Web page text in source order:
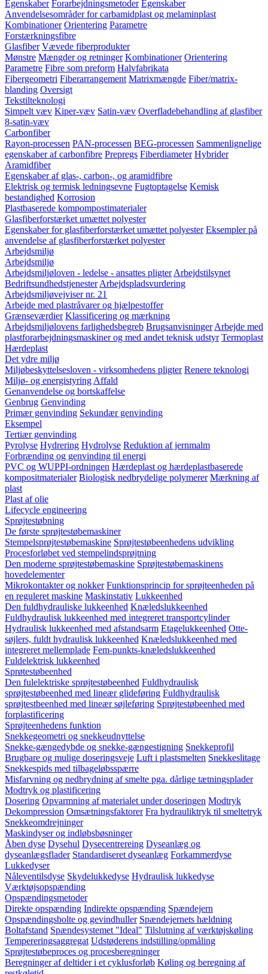
Egenskaber Forarbejdningsmetoder Egenskaber
Anvendelsesområder for carbamidplast og melaminplast
Kombinationer Orientering Parametre
Forstærkningsfibre
Glasfiber Vævede fiberprodukter
Mønstre Mængder og retninger Kombinationer Orientering
Parametre Fibre som preform Halvfabrikata
Fibergeometri Fiberarrangement Matrixmængde Fiber/matrix-
blanding Oversigt
Tekstilteknologi
Simpelt væv Kiper-væv Satin-væv Overfladebehandling af glasfiber
8-satin-væv
Carbonfiber
Rayon-processen PAN-processen BEG-processen Sammenlignelige
egenskaber af carbonfibre Prepregs Fiberdiameter Hybrider
Aramidfiber
Egenskaber af glas-, carbon-, og aramidfibre
Elektrisk og termisk ledningsevne Fugtoptagelse Kemisk
bestandighed Korrosion
Plastbaserede kompompostimaterialer
Glasfiberforstærket umættet polyester
Egenskaber for glasfiberforstærket umættet polyester Eksempler på
anvendelse af glasfiberforstærket polyester
Arbejdsmiljø
Arbejdsmiljø
Arbejdsmiljøloven - ledelse - ansattes pligter Arbejdstilsynet
Bedriftsundhedstjenester Arbejdspladsvurdering
Arbejdsmiljøvejviser nr. 21
Arbejde med plastråvarer og hjælpestoffer
Grænseværdier Klassificering og mærkning
Arbejdsmiljølovens farlighedsbegreb Brugsanvisninger Arbejde med
plastforarbejdningsmaskiner og med andet teknisk udstyr Termoplast
Hærdeplast
Det ydre miljø
Miljøbeskyttelsesloven - virksomhedens pligter Renere teknologi
Miljø- og energistyring Affald
Genanvendelse og bortskaffelse
Genbrug Genvinding
Primær genvinding Sekundær genvinding
Eksempel
Tertiær genvinding
Pyrolyse Hydrering Hydrolyse Reduktion af jernmalm
Forbrænding og genvinding til energi
PVC og WUPPI-ordningen Hærdeplast og hærdeplastbaserede
kompositmaterialer Biologisk nedbrydelige polymerer Mærkning af
plast
Plast af olie
Lifecycle engineering
Sprøjtestøbning
De første sprøjtestøbemaskiner
Stempelsprøjtestøbemaskine Sprøjtestøbeenhedens udvikling
Procesforløbet ved stempelindsprøjtning
Den moderne sprøjtestøbemaskine Sprøjtestøbemaskinens
hovedelementer
Mikrokontakter og nokker Funktionsprincip for sprøjteenheden på
en reguleret maskine Maskinstativ Lukkeenhed
Den fuldhydrauliske lukkeenhed Knæledslukkeenhed
Fuldhydraulisk lukkeenhed med integreret transportcylinder
Hydraulisk lukkeenhed med afstandsarm Etagelukkeenhed Otte-
søjlers, fuldt hydraulisk lukkeenhed Knæledslukkeenhed med
integreret mellemplade Fem-punkts-knæledslukkeenhed
Fuldelektrisk lukkeenhed
Sprøtestøbeenhed
Den fulelektriske sprøjtestøbeenhed Fuldhydraulisk
sprøjtestøbeenhed med lineær glideføring Fuldhydraulisk
sprøjtestbeenhed med lineær søjleføring Sprøjtestøbeenhed med
forplastificering
Sprøjteenhedens funktion
Snekkegeometri og snekkeudnyttelse
Snekke-gængedybde og snekke-gængestigning Snekkeprofil
Brugbare og mulige doseringsveje Luft i plastsmelten Snekkeslitage
Snekkespids med tilbageløbsspærre
Misfarvning og nedbrydning af smelte pga. dårlige tætningsplader
Modtryk og plastificering
Dosering Opvarmning af materialet under doseringen Modtryk
Dekompression Omsætningsfaktorer Fra hydrauliktryk til smeltetryk
Snekkeomdrejninger
Maskindyser og indløbsbøsninger
Åben dyse Dysehul Dysecentrereing Dyseanlæg og
dyseanlægsflader Standardiseret dyseanlæg Forkammerdyse
Lukkedyser
Nåleventilsdyse Skydelukkedyse Hydraulisk lukkedyse
Værktøjsopspænding
Opspændingsmetoder
Direkte opspænding Indirekte opspænding Spændejern
Opspændingsbolte og gevindhuller Spændejernets hældning
Boltafstand Spændesystemet "Ideal" Tilslutning af værktøjskøling
Tempereringsaggregat Udstøderens indstilling/opmåling
Sprøjtestøbeproces og procesberegninger
Beregninger af deltider i et cyklusforløb Køling og beregning af